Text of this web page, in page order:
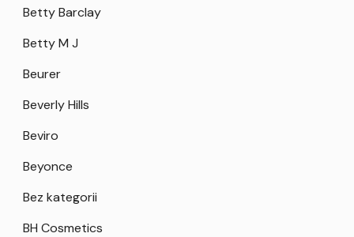
Betty Barclay
Betty M J
Beurer
Beverly Hills
Beviro
Beyonce
Bez kategorii
BH Cosmetics